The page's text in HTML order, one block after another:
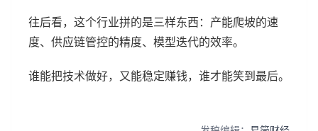
往后看，这个行业拼的是三样东西：产能爬坡的速
度、供应链管控的精度、模型迭代的效率。
谁能把技术做好，又能稳定赚钱，谁才能笑到最后。